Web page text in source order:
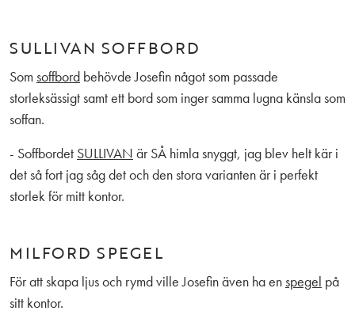
SULLIVAN SOFFBORD
Som soffbord behövde Josefin något som passade
storleksässigt samt ett bord som inger samma lugna känsla som
soffan.
- Soffbordet SULLIVAN är SÅ himla snyggt, jag blev helt kär i
det så fort jag såg det och den stora varianten är i perfekt
storlek för mitt kontor.
MILFORD SPEGEL
För att skapa ljus och rymd ville Josefin även ha enspegel på
sitt kontor.